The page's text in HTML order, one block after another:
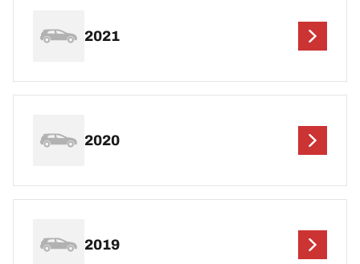
2021
2020
2019